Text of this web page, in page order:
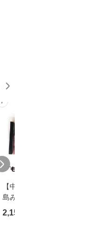
7
【中古】 寒水魚 / 中
島みゆき / [CD]【メー
ル便送料無料】
2,150